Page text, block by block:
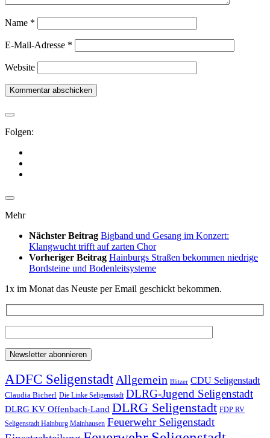
Name *
E-Mail-Adresse *
Website
Folgen:
Mehr
Nächster Beitrag Bigband und Gesang im Konzert:
Klangwucht trifft auf zarten Chor
Vorheriger Beitrag Hainburgs Straßen bekommen niedrige
Bordsteine und Bodenleitsysteme
1x im Monat das Neuste per Email geschickt bekommen.
ADFC SeligenstadtAllgemein Blitzer CDU Seligenstadt
Claudia Bicherl Die Linke Seligenstadt DLRG-Jugend Seligenstadt
DLRG KV Offenbach-Land DLRG Seligenstadt FDP RV
Seligenstadt Hainburg Mainhausen Feuerwehr Seligenstadt